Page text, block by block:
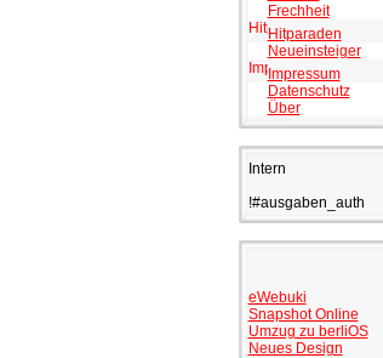
Frechheit
Hitparaden
Neueinsteiger
Impressum
Datenschutz
Über
Intern
!#ausgaben_auth
eWebuki
Snapshot Online
Umzug zu berliOS
Neues Design